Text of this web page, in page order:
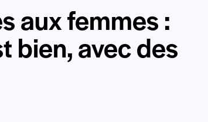
aux femmes :
bien, avec des